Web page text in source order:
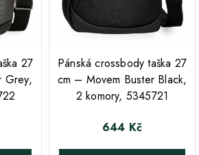
27
Grey,
Pánská crossbody taška 27
cm – Movem Buster Black,
2 komory, 5345721
Cena
644 Kč